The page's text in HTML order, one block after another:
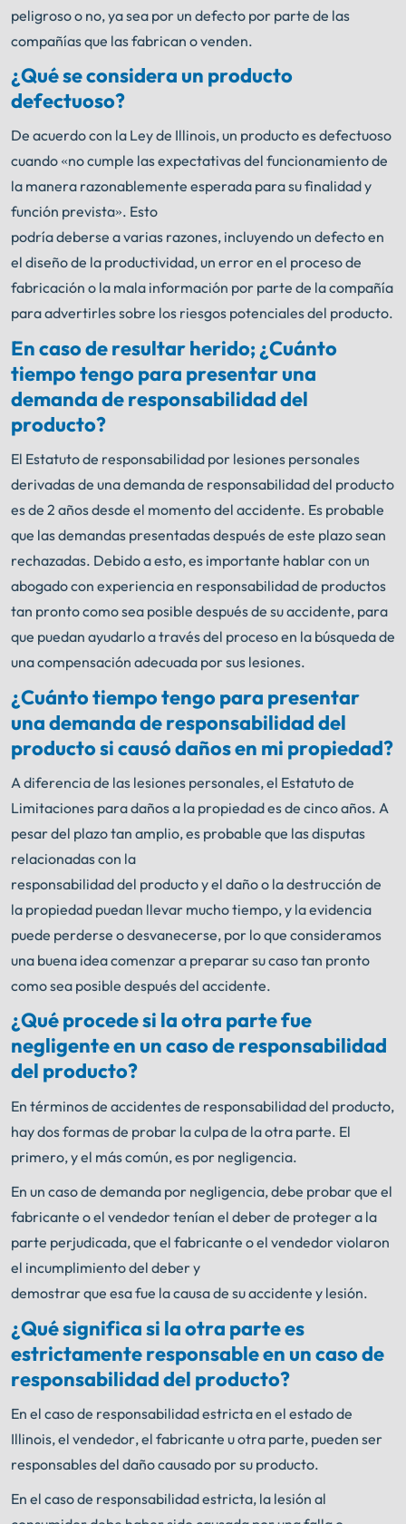
peligroso o no, ya sea por un defecto por parte de las
compañías que las fabrican o venden.
¿Qué se considera un producto
defectuoso?
De acuerdo con la Ley de Illinois, un producto es defectuoso
cuando «no cumple las expectativas del funcionamiento de
la manera razonablemente esperada para su finalidad y
función prevista». Esto
podría deberse a varias razones, incluyendo un defecto en
el diseño de la productividad, un error en el proceso de
fabricación o la mala información por parte de la compañía
para advertirles sobre los riesgos potenciales del producto.
En caso de resultar herido; ¿Cuánto
tiempo tengo para presentar una
demanda de responsabilidad del
producto?
El Estatuto de responsabilidad por lesiones personales
derivadas de una demanda de responsabilidad del producto
es de 2 años desde el momento del accidente. Es probable
que las demandas presentadas después de este plazo sean
rechazadas. Debido a esto, es importante hablar con un
abogado con experiencia en responsabilidad de productos
tan pronto como sea posible después de su accidente, para
que puedan ayudarlo a través del proceso en la búsqueda de
una compensación adecuada por sus lesiones.
¿Cuánto tiempo tengo para presentar
una demanda de responsabilidad del
producto si causó daños en mi propiedad?
A diferencia de las lesiones personales, el Estatuto de
Limitaciones para daños a la propiedad es de cinco años. A
pesar del plazo tan amplio, es probable que las disputas
relacionadas con la
responsabilidad del producto y el daño o la destrucción de
la propiedad puedan llevar mucho tiempo, y la evidencia
puede perderse o desvanecerse, por lo que consideramos
una buena idea comenzar a preparar su caso tan pronto
como sea posible después del accidente.
¿Qué procede si la otra parte fue
negligente en un caso de responsabilidad
del producto?
En términos de accidentes de responsabilidad del producto,
hay dos formas de probar la culpa de la otra parte. El
primero, y el más común, es por negligencia.
En un caso de demanda por negligencia, debe probar que el
fabricante o el vendedor tenían el deber de proteger a la
parte perjudicada, que el fabricante o el vendedor violaron
el incumplimiento del deber y
demostrar que esa fue la causa de su accidente y lesión.
¿Qué significa si la otra parte es
estrictamente responsable en un caso de
responsabilidad del producto?
En el caso de responsabilidad estricta en el estado de
Illinois, el vendedor, el fabricante u otra parte, pueden ser
responsables del daño causado por su producto.
En el caso de responsabilidad estricta, la lesión al